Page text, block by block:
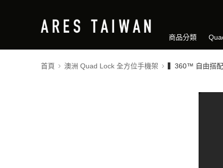
商品分類
首頁 澳洲 Quad Lock 全方位手機架 ▍360™ 自由搭配